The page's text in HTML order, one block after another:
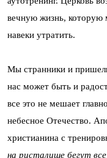
вечную жизнь,
навеки утратить.
Мы странники и
нас может быть и
все это не мешает
небесное Отечество.
христианина с
на ристалище бегут